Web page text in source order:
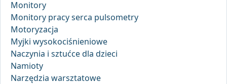
Monitory
Monitory pracy serca pulsometry
Motoryzacja
Myjki wysokociśnieniowe
Naczynia i sztućce dla dzieci
Namioty
Narzędzia warsztatowe